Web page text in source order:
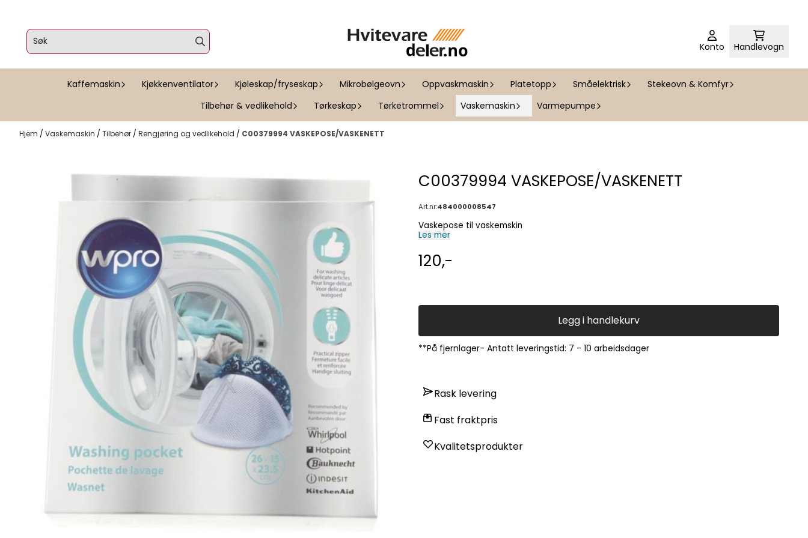
Konto Handlevogn
Kaffemaskin Kjøkkenventilator Kjøleskap/fryseskap Mikrobølgeovn Oppvaskmaskin Platetopp Småelektrisk
Stekeovn & Komfyr
Tilbehør & vedlikehold
Tørkeskap Tørketrommel Vaskemaskin Varmepumpe
Hjem / Vaskemaskin / Tilbehør / Rengjøring og vedlikehold / C00379994 VASKEPOSE/VASKENETT
C00379994 VASKEPOSE/VASKENETT
Art.nr:484000008547
Vaskepose til vaskemskin
Les mer
120,-
Legg i handlekurv
**På fjernlager- Antatt leveringstid: 7 - 10 arbeidsdager
Rask levering
Fast fraktpris
Kvalitetsprodukter